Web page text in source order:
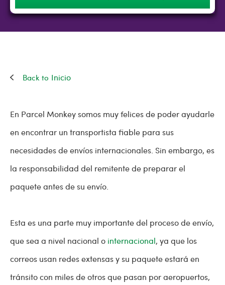
Inicio
En Parcel Monkey somos muy felices de poder ayudarle
en encontrar un transportista fiable para sus
necesidades de envíos internacionales. Sin embargo, es
la responsabilidad del remitente de preparar el
paquete antes de su envío.
Esta es una parte muy importante del proceso de envío,
que sea a nivel nacional o internacional, ya que los
correos usan redes extensas y su paquete estará en
tránsito con miles de otros que pasan por aeropuertos,